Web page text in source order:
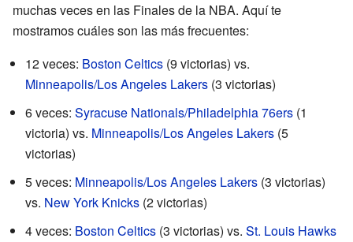
muchas veces en las Finales de la NBA. Aquí te
mostramos cuáles son las más frecuentes:
12 veces: Boston Celtics (9 victorias) vs.
Minneapolis/Los Angeles Lakers (3 victorias)
6 veces: Syracuse Nationals/Philadelphia 76ers (1
victoria) vs. Minneapolis/Los Angeles Lakers (5
victorias)
5 veces: Minneapolis/Los Angeles Lakers (3 victorias)
vs. New York Knicks (2 victorias)
4 veces: Boston Celtics (3 victorias) vs. St. Louis Hawks